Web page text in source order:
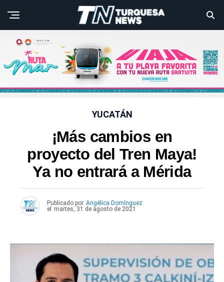
YUCATÁN
¡Más cambios en
proyecto del Tren Maya!
Ya no entrará a Mérida
Publicado por Angélica Domínguez
el
martes, 31 de agosto de 2021